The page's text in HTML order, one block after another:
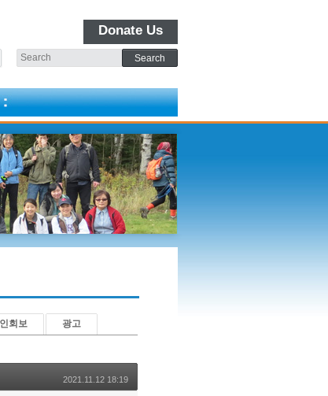
Donate Us
회보 광고
2021.11.12 18:19